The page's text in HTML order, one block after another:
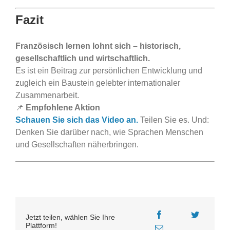
Fazit
Französisch lernen lohnt sich – historisch,
gesellschaftlich und wirtschaftlich.
Es ist ein Beitrag zur persönlichen Entwicklung und
zugleich ein Baustein gelebter internationaler
Zusammenarbeit.
📌 Empfohlene Aktion
Schauen Sie sich das Video an. Teilen Sie es. Und:
Denken Sie darüber nach, wie Sprachen Menschen
und Gesellschaften näherbringen.
Jetzt teilen, wählen Sie Ihre
Plattform!